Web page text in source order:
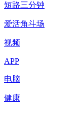
短路三分钟
爱活角斗场
视频
APP
电脑
健康